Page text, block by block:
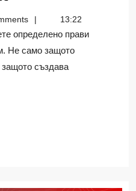
НА
ЦВЕТЯТА
У
ДОМА
13:22
Не само защото
защото създава